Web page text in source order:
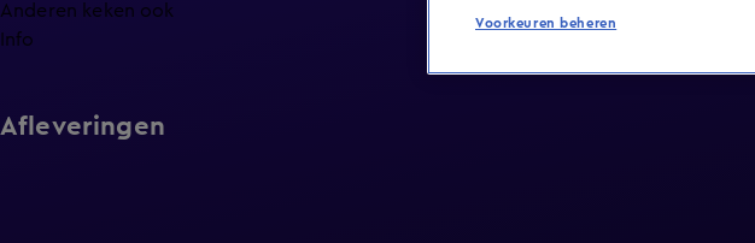
Anderen keken ook
Info
Afleveringen
Voorkeuren beheren